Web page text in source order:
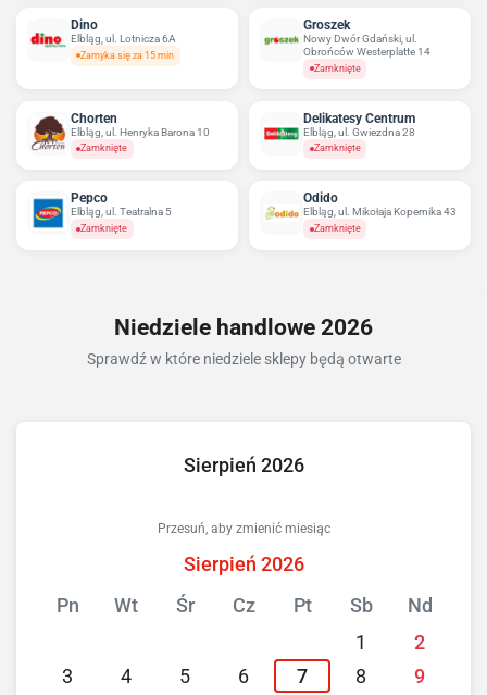
Dino
Elbląg, ul. Lotnicza 6A
Zamyka się za 15 min
Groszek
Nowy Dwór Gdański, ul.
Obrońców Westerplatte 14
Zamknięte
Chorten
Elbląg, ul. Henryka Barona 10
Zamknięte
Delikatesy Centrum
Elbląg, ul. Gwiezdna 28
Zamknięte
Pepco
Elbląg, ul. Teatralna 5
Zamknięte
Odido
Elbląg, ul. Mikołaja Kopernika 43
Zamknięte
Niedziele handlowe 2026
Sprawdź w które niedziele sklepy będą otwarte
Sierpień 2026
Przesuń, aby zmienić miesiąc
Sierpień 2026
Pn
Wt Śr Cz Pt Sb
Nd
1
2
3
4 5 6 7 8
9